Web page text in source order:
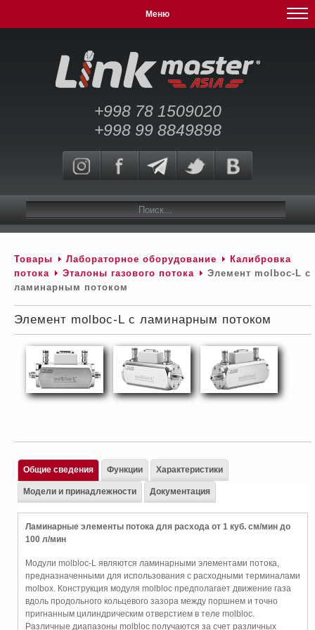
Меню
+998 78 1509020
+998 99 8849898
Товары Лабораторное оборудование
Калибровка
потока
Эталоны газового потока
Элемент molboc-L с
ламинарным потоком
Элемент molboc-L с ламинарным потоком
Общие сведения
Ламинарные элементы потока для расхода от 1 куб. см/мин до
100 л/мин
Модули molbloc-L являются ламинарными элементами потока,
предназначенными для использования с расходными терминалами
molbox. Конструкция модуля molbloc предполагает движение газа
вдоль продольного кольцевого зазора между поршнем и точно
пригнанным цилиндрическим отверстием в теле molbloc.
Различные диапазоны molbloc получаются за счет различных
Функции Характеристики
Модели и принадлежности Документация